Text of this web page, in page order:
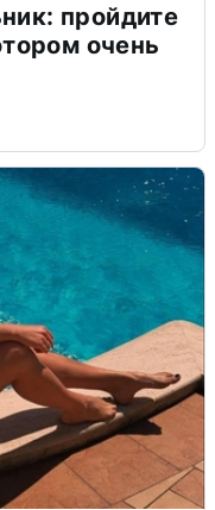
пройдите
очень